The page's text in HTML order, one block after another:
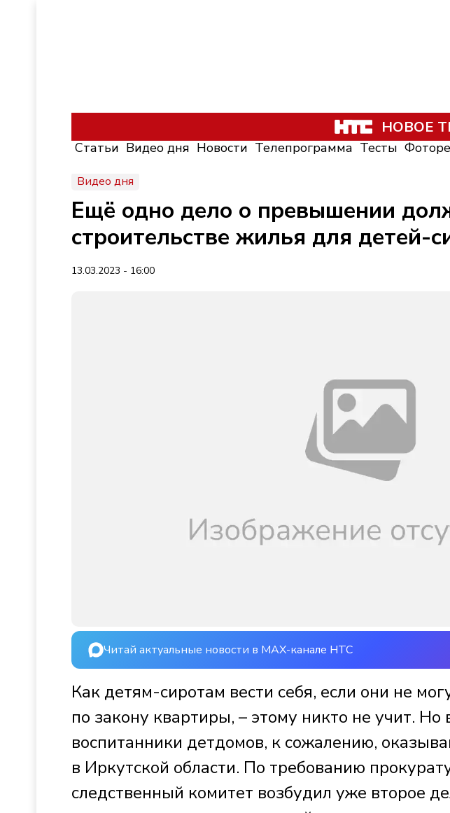
НОВОЕ
Статьи Видео дня Новости Телепрограмма Тесты
Видео дня
Ещё одно дело о превышении
строительстве жилья для детей-
13.03.2023 - 16:00
Читай актуальные новости в MAX-канале НТС
Как детям-сиротам вести себя, если они не
по закону квартиры, – этому никто не учит.
воспитанники детдомов, к сожалению,
в Иркутской области. По требованию
следственный комитет возбудил уже второе